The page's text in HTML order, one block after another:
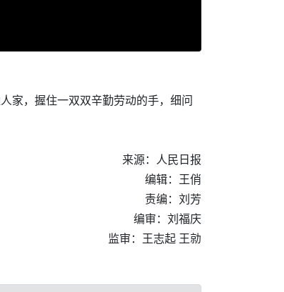
家，握住一双双辛勤劳动的手，细问
来源：人民日报
编辑：王俏
责编：刘芳
编审：刘福庆
监审：王志起 王勍